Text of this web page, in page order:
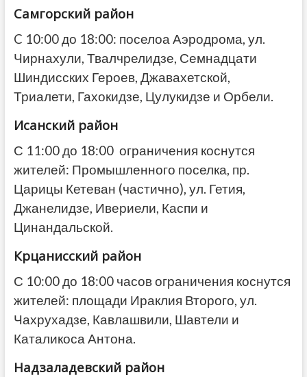
Самгорский район
C 10:00 до 18:00: поселоа Аэродрома, ул.
Чирнахули, Твалчрелидзе, Семнадцати
Шиндисских Героев, Джавахетской,
Триалети, Гахокидзе, Цулукидзе и Орбели.
Исанский район
С 11:00 до 18:00 ограничения коснутся
жителей: Промышленного поселка, пр.
Царицы Кетеван (частично), ул. Гетия,
Джанелидзе, Ивериели, Каспи и
Цинандальской.
Крцанисский район
С 10:00 до 18:00 часов ограничения коснутся
жителей: площади Ираклия Второго, ул.
Чахрухадзе, Кавлашвили, Шавтели и
Каталикоса Антона.
Надзаладевский район